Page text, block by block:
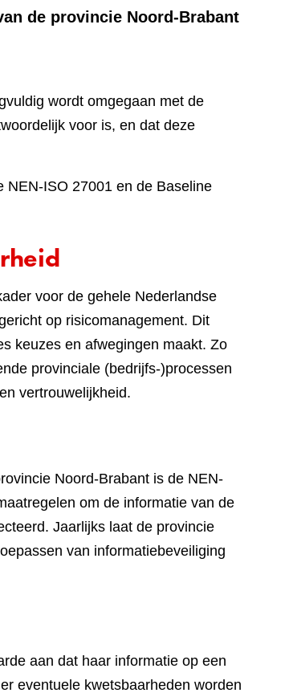
de provincie Noord-Brabant
wordt omgegaan met de
voor is, en dat deze
NEN-ISO 27001 en de Baseline
voor de gehele Nederlandse
op risicomanagement. Dit
keuzes en afwegingen maakt. Zo
provinciale (bedrijfs-)processen
vertrouwelijkheid.
Noord-Brabant is de NEN-
om de informatie van de
Jaarlijks laat de provincie
van informatiebeveiliging
aan dat haar informatie op een
eventuele kwetsbaarheden worden